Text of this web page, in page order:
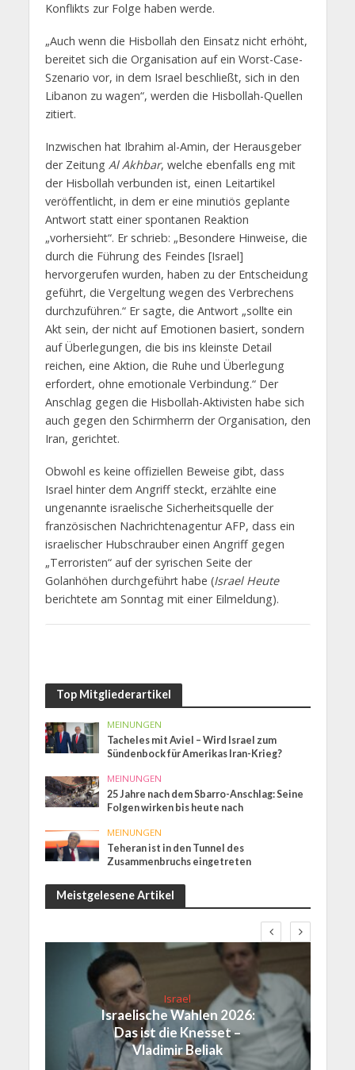
Konflikts zur Folge haben werde.
„Auch wenn die Hisbollah den Einsatz nicht erhöht,
bereitet sich die Organisation auf ein Worst-Case-
Szenario vor, in dem Israel beschließt, sich in den
Libanon zu wagen“, werden die Hisbollah-Quellen
zitiert.
Inzwischen hat Ibrahim al-Amin, der Herausgeber
der Zeitung Al Akhbar, welche ebenfalls eng mit
der Hisbollah verbunden ist, einen Leitartikel
veröffentlicht, in dem er eine minutiös geplante
Antwort statt einer spontanen Reaktion
„vorhersieht“. Er schrieb: „Besondere Hinweise, die
durch die Führung des Feindes [Israel]
hervorgerufen wurden, haben zu der Entscheidung
geführt, die Vergeltung wegen des Verbrechens
durchzuführen.“ Er sagte, die Antwort „sollte ein
Akt sein, der nicht auf Emotionen basiert, sondern
auf Überlegungen, die bis ins kleinste Detail
reichen, eine Aktion, die Ruhe und Überlegung
erfordert, ohne emotionale Verbindung.“ Der
Anschlag gegen die Hisbollah-Aktivisten habe sich
auch gegen den Schirmherrn der Organisation, den
Iran, gerichtet.
Obwohl es keine offiziellen Beweise gibt, dass
Israel hinter dem Angriff steckt, erzählte eine
ungenannte israelische Sicherheitsquelle der
französischen Nachrichtenagentur AFP, dass ein
israelischer Hubschrauber einen Angriff gegen
„Terroristen“ auf der syrischen Seite der
Golanhöhen durchgeführt habe (Israel Heute
berichtete am Sonntag mit einer Eilmeldung).
Top Mitgliederartikel
MEINUNGEN
Tacheles mit Aviel – Wird Israel zum
Sündenbock für Amerikas Iran-Krieg?
MEINUNGEN
25 Jahre nach dem Sbarro-Anschlag: Seine
Folgen wirken bis heute nach
MEINUNGEN
Teheran ist in den Tunnel des
Zusammenbruchs eingetreten
Meistgelesene Artikel
Israel
Israelische Wahlen 2026:
Das ist die Knesset –
Vladimir Beliak